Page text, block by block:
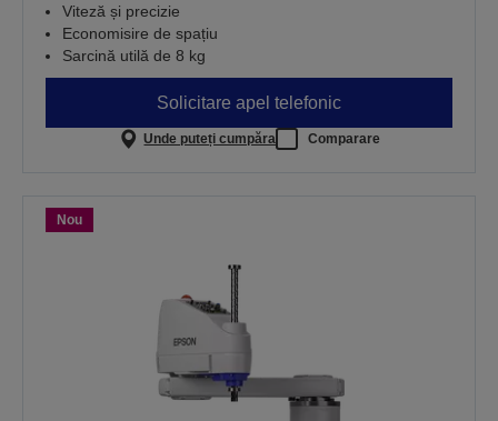
Viteză și precizie
Economisire de spațiu
Sarcină utilă de 8 kg
Solicitare apel telefonic
Unde puteți cumpăra Comparare
Nou